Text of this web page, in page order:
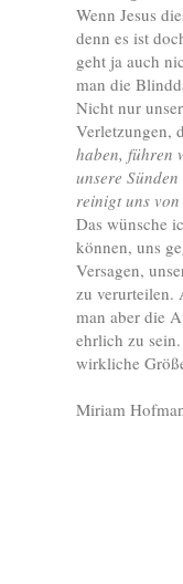
Wenn Jesus
denn es ist
geht ja auch
man die
Nicht nur
Verletzungen,
haben, führen
unsere
reinigt uns
Das wünsche
können, uns
Versagen,
zu verurteilen.
man aber die
ehrlich zu
wirkliche
Miriam